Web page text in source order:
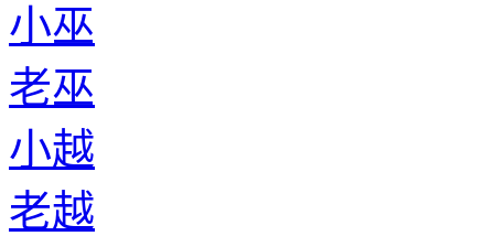
小巫
老巫
小越
老越